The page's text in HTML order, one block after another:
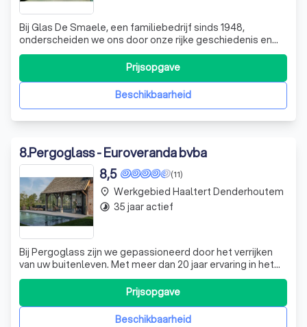
Bij Glas De Smaele, een familiebedrijf sinds 1948,
onderscheiden we ons door onze rijke geschiedenis en
vakmanschap in de glasindustrie. Gestart door de
gebroeders De Smaele in Oosterzele, hebben we ons
door de jaren heen gespecialiseerd in zowel traditionele
als moderne glastoepassingen. Onze passi
Beschikbaarheid
Prijsopgave
8.Pergoglass - Euroveranda bvba
(11)
8,5
Bij Pergoglass zijn we gepassioneerd door het verrijken
van uw buitenleven. Met meer dan 20 jaar ervaring in het
ontwerpen en installeren van hoogwaardige glaswanden
en pergola's, bieden wij maatwerkoplossingen die
naadloos aansluiten bij uw wensen. Of u nu een
terrasoverkapping wilt afsluiten met e
Beschikbaarheid
Prijsopgave
place Werkgebied Haaltert Denderhoutem
timelapse 35 jaar actief